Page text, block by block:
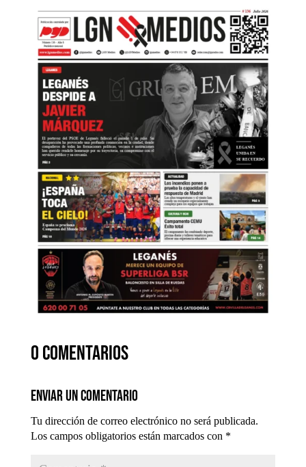
0 comentarios
Enviar un comentario
Tu dirección de correo electrónico no será publicada.
Los campos obligatorios están marcados con *